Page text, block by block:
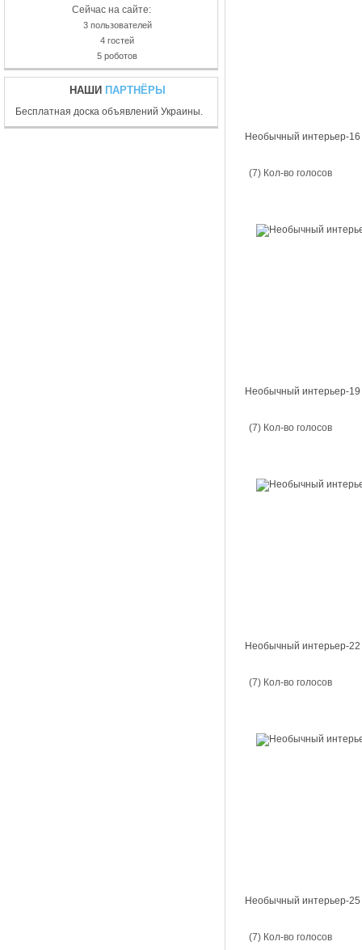
Сейчас на сайте:
3 пользователей
4 гостей
5 роботов
НАШИ ПАРТНЁРЫ
Бесплатная доска объявлений Украины.
Необычный интерьер-16
(7) Кол-во голосов
Необычный интерьер-19
(7) Кол-во голосов
Необычный интерьер-22
(7) Кол-во голосов
Необычный интерьер-25
(7) Кол-во голосов